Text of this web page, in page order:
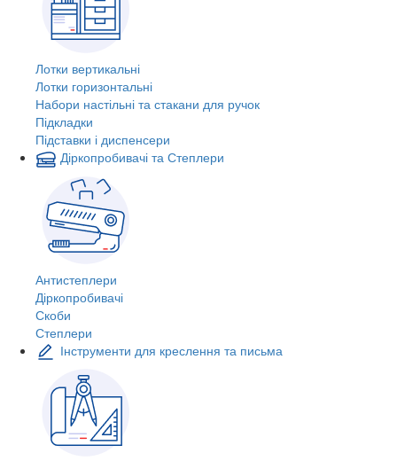
Лотки вертикальні
Лотки горизонтальні
Набори настільні та стакани для ручок
Підкладки
Підставки і диспенсери
Діркопробивачі та Степлери
Антистеплери
Діркопробивачі
Скоби
Степлери
Інструменти для креслення та письма